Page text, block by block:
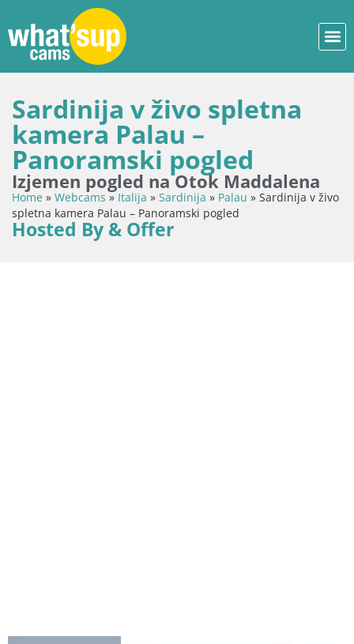
Sardinija v živo spletna
kamera Palau –
Panoramski pogled
Izjemen pogled na Otok Maddalena
Home » Webcams » Italija » Sardinija » Palau » Sardinija v živo
spletna kamera Palau – Panoramski pogled
Hosted By & Offer